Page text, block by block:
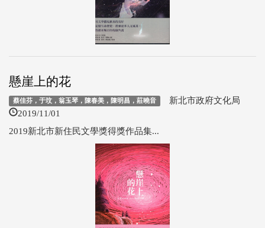
懸崖上的花
蔡佳芬，于玟，翁玉琴，陳春美，陳明昌，莊曉音 新北市政府文化局
2019/11/01
2019新北市新住民文學獎得獎作品集...